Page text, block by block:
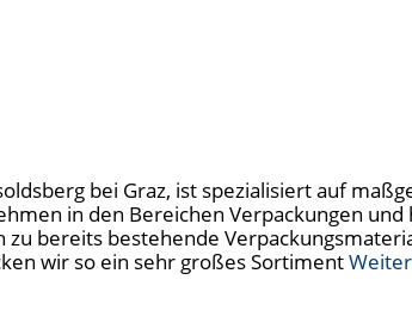
bei Graz, ist spezialisiert auf
in den Bereichen Verpackungen
bereits bestehende
wir so ein sehr großes Sortiment